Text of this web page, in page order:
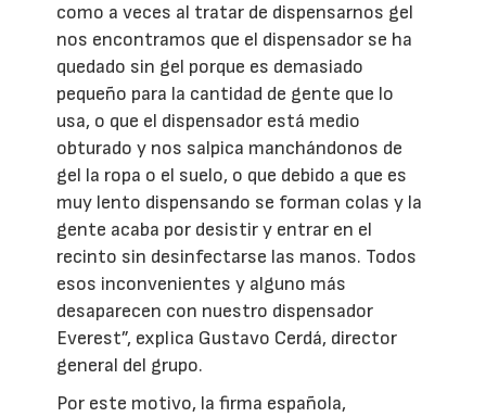
como a veces al tratar de dispensarnos gel
nos encontramos que el dispensador se ha
quedado sin gel porque es demasiado
pequeño para la cantidad de gente que lo
usa, o que el dispensador está medio
obturado y nos salpica manchándonos de
gel la ropa o el suelo, o que debido a que es
muy lento dispensando se forman colas y la
gente acaba por desistir y entrar en el
recinto sin desinfectarse las manos. Todos
esos inconvenientes y alguno más
desaparecen con nuestro dispensador
Everest”, explica Gustavo Cerdá, director
general del grupo.
Por este motivo, la firma española,